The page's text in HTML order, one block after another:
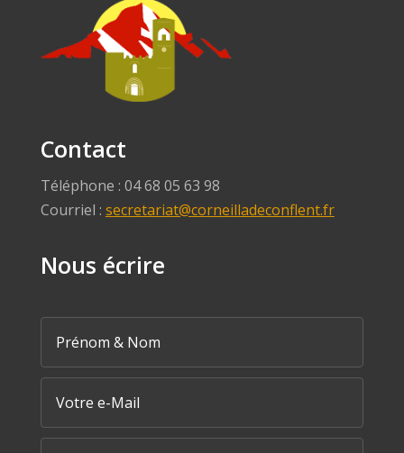
Contact
Téléphone : 04 68 05 63 98
Courriel : secretariat@corneilladeconflent.fr
Nous écrire